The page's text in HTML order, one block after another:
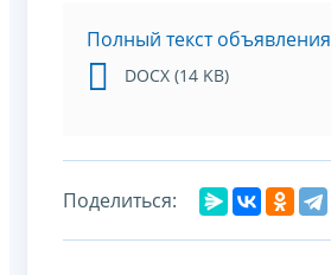
Полный текст объявления
DOCX (14 KB)
Поделиться: